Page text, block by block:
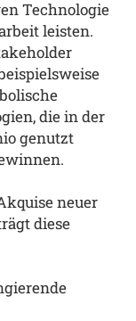
Technologie
leisten.
die in der
genutzt
neuer
diese